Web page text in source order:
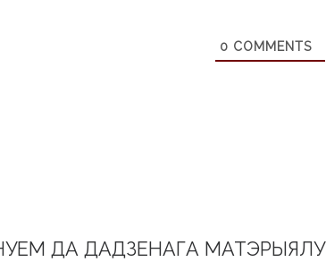
0 COMMENTS
ДА ДАДЗЕНАГА МАТЭРЫЯЛУ